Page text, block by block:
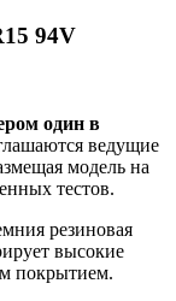
94V
один в
ведущие
модель на
тестов.
резиновая
высокие
покрытием.